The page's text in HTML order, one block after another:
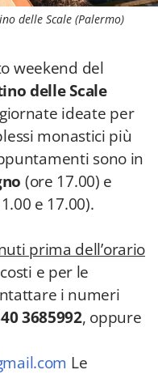
delle Scale (Palermo)
weekend del
delle Scale
ideate per
monastici più
sono in
(ore 17.00) e
e 17.00).
prima dell’orario
e per le
i numeri
3685992, oppure
Le